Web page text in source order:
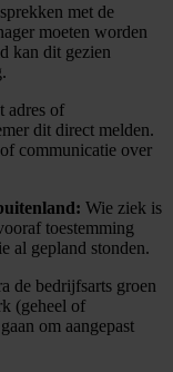
met de
moeten worden
kan dit gezien
adres of
dit direct melden.
communicatie over
Wie ziek is
toestemming
al gepland stonden.
de bedrijfsarts groen
(geheel of
om aangepast